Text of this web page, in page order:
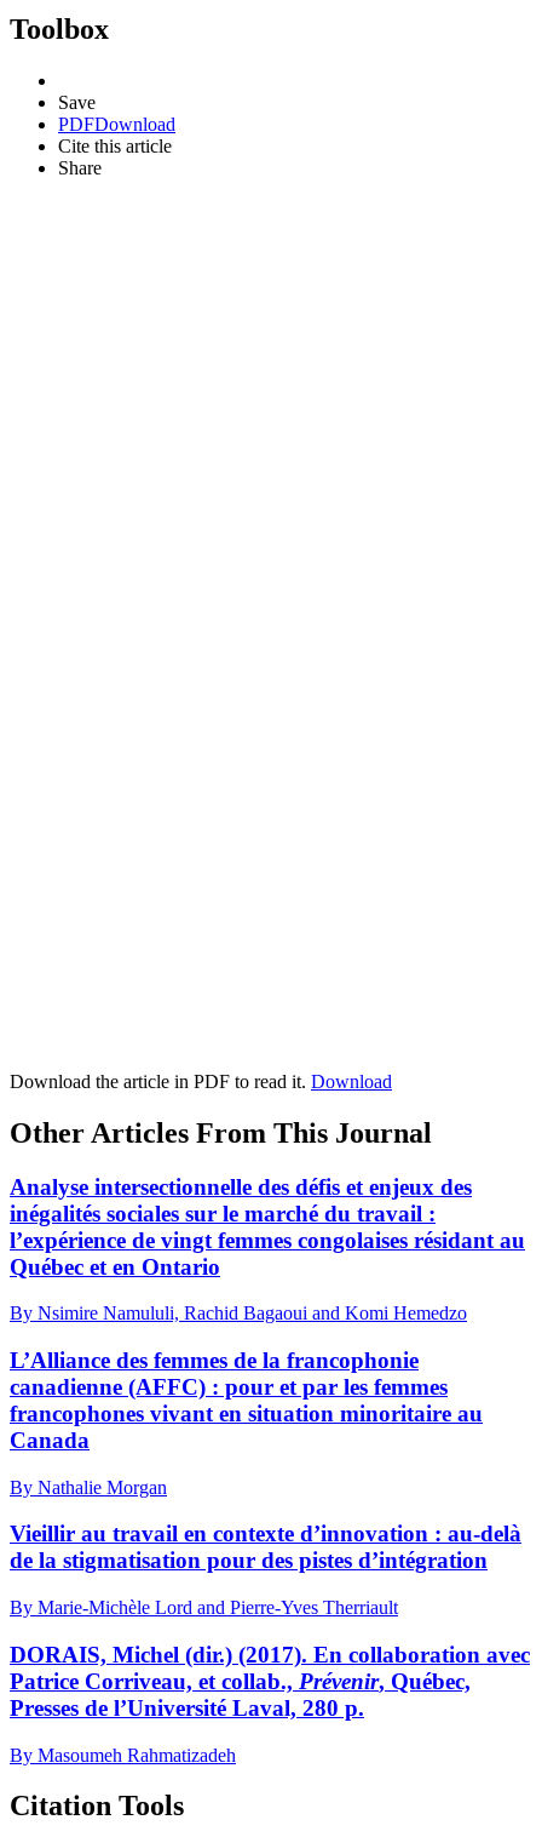
Toolbox
Save
PDFDownload
Cite this article
Share
Download the article in PDF to read it. Download
Other Articles From This Journal
Analyse intersectionnelle des défis et enjeux des
inégalités sociales sur le marché du travail :
l’expérience de vingt femmes congolaises résidant au
Québec et en Ontario
By Nsimire Namululi, Rachid Bagaoui and Komi Hemedzo
L’Alliance des femmes de la francophonie
canadienne (AFFC) : pour et par les femmes
francophones vivant en situation minoritaire au
Canada
By Nathalie Morgan
Vieillir au travail en contexte d’innovation : au-delà
de la stigmatisation pour des pistes d’intégration
By Marie-Michèle Lord and Pierre-Yves Therriault
DORAIS, Michel (dir.) (2017). En collaboration avec
Patrice Corriveau, et collab., Prévenir, Québec,
Presses de l’Université Laval, 280 p.
By Masoumeh Rahmatizadeh
Citation Tools